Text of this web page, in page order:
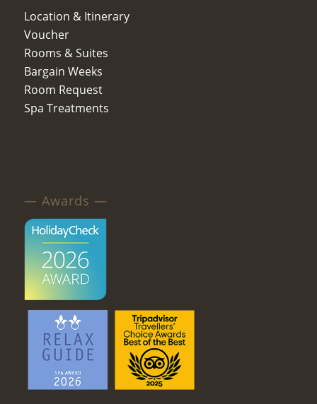
Location & Itinerary
Voucher
Rooms & Suites
Bargain Weeks
Room Request
Spa Treatments
— Awards —